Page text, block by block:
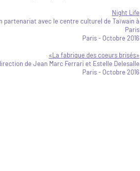
Night Life
partenariat avec le centre culturel de Taïwain à
Paris
Paris - Octobre 2016
«La fabrique des coeurs brisés»
de Jean Marc Ferrari et Estelle Delesalle
Paris - Octobre 2016